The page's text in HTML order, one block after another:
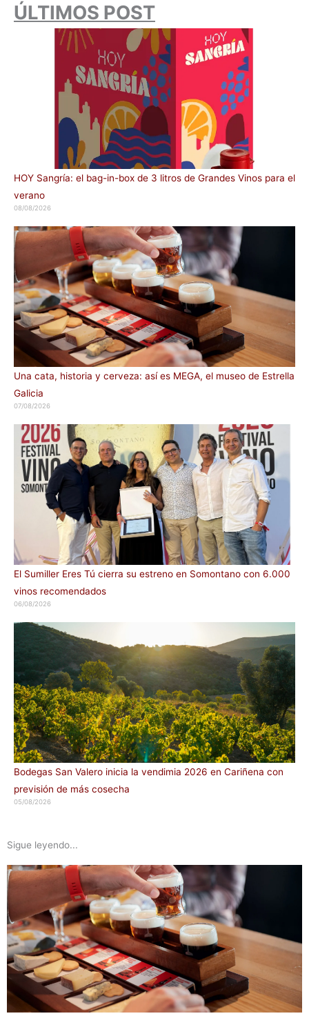
ÚLTIMOS POST
HOY Sangría: el bag-in-box de 3 litros de Grandes Vinos para el
verano
08/08/2026
Una cata, historia y cerveza: así es MEGA, el museo de Estrella
Galicia
07/08/2026
El Sumiller Eres Tú cierra su estreno en Somontano con 6.000
vinos recomendados
06/08/2026
Bodegas San Valero inicia la vendimia 2026 en Cariñena con
previsión de más cosecha
05/08/2026
Sigue leyendo...